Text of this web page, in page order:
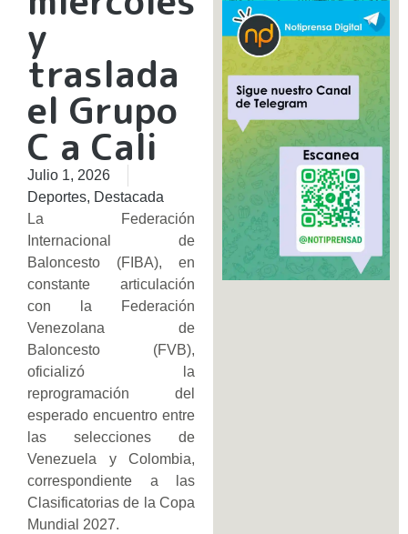
y
traslada
el Grupo
C a Cali
Julio 1, 2026
Deportes, Destacada
La Federación
Internacional de
Baloncesto (FIBA), en
constante articulación
con la Federación
Venezolana de
Baloncesto (FVB),
oficializó la
reprogramación del
esperado encuentro entre
las selecciones de
Venezuela y Colombia,
correspondiente a las
Clasificatorias de la Copa
Mundial 2027.